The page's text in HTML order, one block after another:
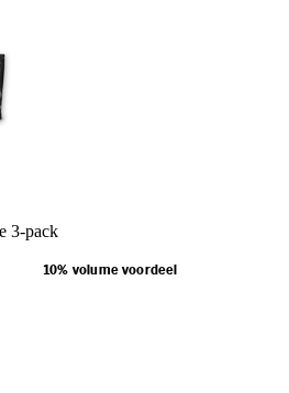
3-pack
10% volume voordeel